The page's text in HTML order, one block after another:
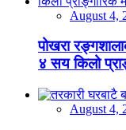
August 4,
पोखरा
४ सय किलो
August 4,